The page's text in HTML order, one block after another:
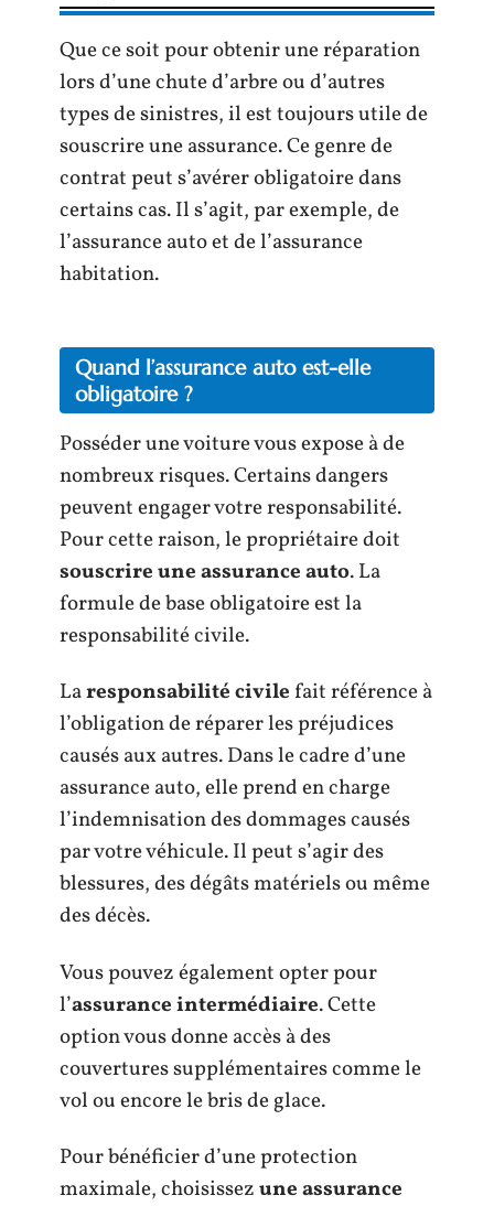
Que ce soit pour obtenir une réparation
lors d’une chute d’arbre ou d’autres
types de sinistres, il est toujours utile de
souscrire une assurance. Ce genre de
contrat peut s’avérer obligatoire dans
certains cas. Il s’agit, par exemple, de
l’assurance auto et de l’assurance
habitation.
Quand l’assurance auto est-elle
obligatoire ?
Posséder une voiture vous expose à de
nombreux risques. Certains dangers
peuvent engager votre responsabilité.
Pour cette raison, le propriétaire doit
souscrire une assurance auto. La
formule de base obligatoire est la
responsabilité civile.
Laresponsabilité civilefait référence à
l’obligation de réparer les préjudices
causés aux autres. Dans le cadre d’une
assurance auto, elle prend en charge
l’indemnisation des dommages causés
par votre véhicule. Il peut s’agir des
blessures, des dégâts matériels ou même
des décès.
Vous pouvez également opter pour
l’assurance intermédiaire. Cette
option vous donne accès à des
couvertures supplémentaires comme le
vol ou encore le bris de glace.
Pour bénéficier d’une protection
maximale, choisissezune assurance